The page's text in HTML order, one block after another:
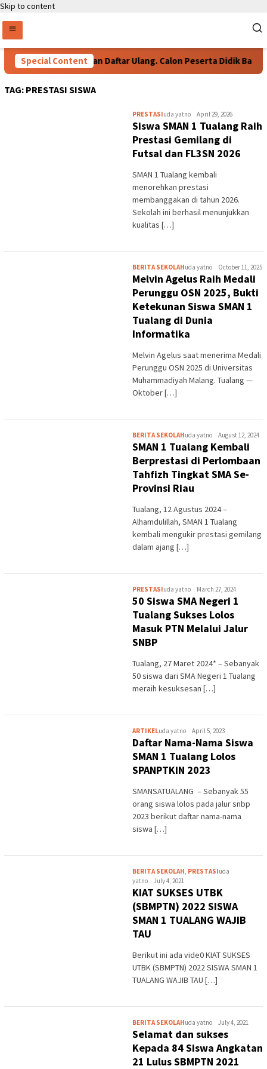
Skip to content
Special Content
Persyaratan Daftar Ulang. Calon Peserta Didik Baru
TAG: PRESTASI SISWA
PRESTASIuda yatno April 29, 2026
Siswa SMAN 1 Tualang Raih
Prestasi Gemilang di
Futsal dan FL3SN 2026
SMAN 1 Tualang kembali
menorehkan prestasi
membanggakan di tahun 2026.
Sekolah ini berhasil menunjukkan
kualitas […]
BERITA SEKOLAHuda yatno October 11, 2025
Melvin Agelus Raih Medali
Perunggu OSN 2025, Bukti
Ketekunan Siswa SMAN 1
Tualang di Dunia
Informatika
Melvin Agelus saat menerima Medali
Perunggu OSN 2025 di Universitas
Muhammadiyah Malang. Tualang —
Oktober […]
BERITA SEKOLAHuda yatno August 12, 2024
SMAN 1 Tualang Kembali
Berprestasi di Perlombaan
Tahfizh Tingkat SMA Se-
Provinsi Riau
Tualang, 12 Agustus 2024 –
Alhamdulillah, SMAN 1 Tualang
kembali mengukir prestasi gemilang
dalam ajang […]
PRESTASIuda yatno March 27, 2024
50 Siswa SMA Negeri 1
Tualang Sukses Lolos
Masuk PTN Melalui Jalur
SNBP
Tualang, 27 Maret 2024* – Sebanyak
50 siswa dari SMA Negeri 1 Tualang
meraih kesuksesan […]
ARTIKELuda yatno April 5, 2023
Daftar Nama-Nama Siswa
SMAN 1 Tualang Lolos
SPANPTKIN 2023
SMANSATUALANG – Sebanyak 55
orang siswa lolos pada jalur snbp
2023 berikut daftar nama-nama
siswa […]
BERITA SEKOLAH, PRESTASIuda
yatno
July 4, 2021
KIAT SUKSES UTBK
(SBMPTN) 2022 SISWA
SMAN 1 TUALANG WAJIB
TAU
Berikut ini ada vide0 KIAT SUKSES
UTBK (SBMPTN) 2022 SISWA SMAN 1
TUALANG WAJIB TAU […]
BERITA SEKOLAHuda yatno July 4, 2021
Selamat dan sukses
Kepada 84 Siswa Angkatan
21 Lulus SBMPTN 2021